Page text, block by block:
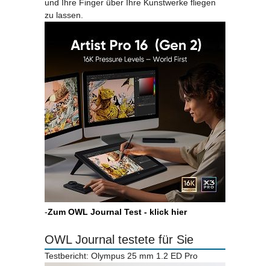
und Ihre Finger über Ihre Kunstwerke fliegen
zu lassen.
-Zum OWL Journal Test - klick hier
OWL Journal testete für Sie
Testbericht: Olympus 25 mm 1.2 ED Pro